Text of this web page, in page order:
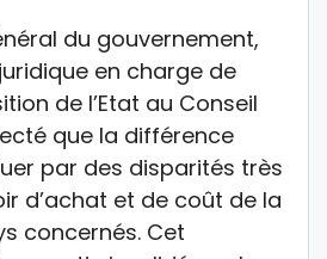
du gouvernement,
en charge de
de l’Etat au Conseil
que la différence
par des disparités très
d’achat et de coût de la
concernés. Cet